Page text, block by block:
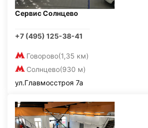
Сервис Солнцево
+7 (495) 125-38-41
Говорово(1,35 км)
Солнцево(930 м)
ул.Главмосстроя 7а